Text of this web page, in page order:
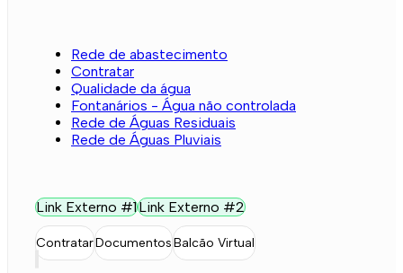
Rede de abastecimento
Contratar
Qualidade da água
Fontanários - Água não controlada
Rede de Águas Residuais
Rede de Águas Pluviais
Link Externo #1Link Externo #2
ContratarDocumentosBalcão Virtual